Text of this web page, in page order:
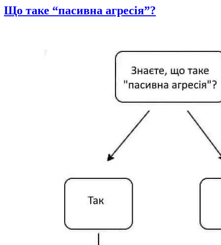
Що таке “пасивна агресія”?